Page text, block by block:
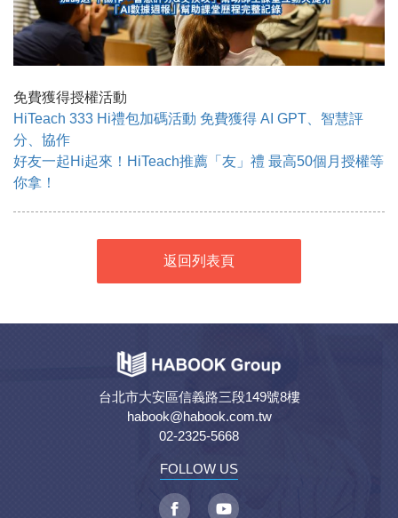
免費獲得授權活動
HiTeach 333 Hi禮包加碼活動 免費獲得 AI GPT、智慧評
分、協作
好友一起Hi起來！HiTeach推薦「友」禮 最高50個月授權等
你拿！
返回列表頁
台北市大安區信義路三段149號8樓
habook@habook.com.tw
02-2325-5668
FOLLOW US